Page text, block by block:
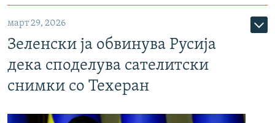
март 29, 2026
Зеленски ја обвинува Русија
дека споделува сателитски
снимки со Техеран